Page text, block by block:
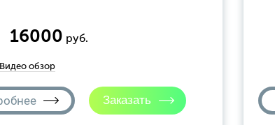
16000 руб.
Видео обзор